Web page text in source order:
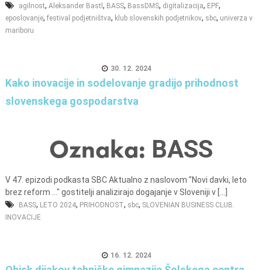
agilnost, Aleksander Bastl , BASS, BassDMS, digitalizacija, EPF,
eposlovanje, festival podjetništva, klub slovenskih podjetnikov, sbc, univerza v
mariboru
30. 12. 2024
Kako inovacije in sodelovanje gradijo prihodnost
slovenskega gospodarstva
Oznaka: BASS
V 47. epizodi podkasta SBC Aktualno z naslovom "Novi davki, leto
brez reform ..." gostitelji analizirajo dogajanje v Sloveniji v [...]
BASS, LETO 2024, PRIHODNOST, sbc, SLOVENIAN BUSINESS CLUB.
INOVACIJE
16. 12. 2024